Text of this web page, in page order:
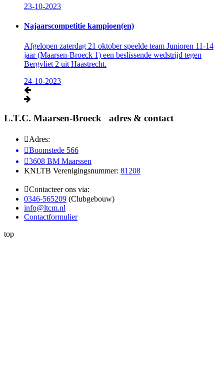
23-10-2023
Najaarscompetitie kampioen(en)
Afgelopen zaterdag 21 oktober speelde team Junioren 11-14
jaar (Maarsen-Broeck 1) een beslissende wedstrijd tegen
Bergvliet 2 uit Haastrecht.
24-10-2023
L.T.C. Maarsen-Broeck adres & contact
Adres:
Boomstede 566
3608 BM Maarssen
KNLTB Verenigingsnummer: 81208
Contacteer ons via:
0346-565209 (Clubgebouw)
info@ltcm.nl
Contactformulier
top